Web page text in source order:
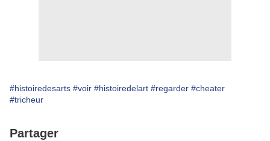
#histoiredesarts #voir #histoiredelart #regarder #cheater
#tricheur
Partager